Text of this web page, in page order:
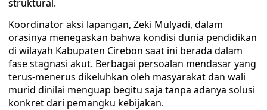
struktural.
Koordinator aksi lapangan, Zeki Mulyadi, dalam
orasinya menegaskan bahwa kondisi dunia pendidikan
di wilayah Kabupaten Cirebon saat ini berada dalam
fase stagnasi akut. Berbagai persoalan mendasar yang
terus-menerus dikeluhkan oleh masyarakat dan wali
murid dinilai menguap begitu saja tanpa adanya solusi
konkret dari pemangku kebijakan.